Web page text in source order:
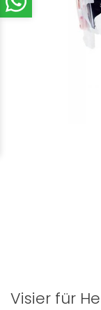
Visier für